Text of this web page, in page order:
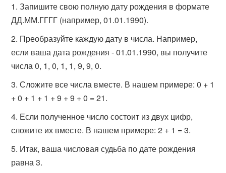
Запишите свою полную дату рождения в формате
ДД.ММ.ГГГГ (например, 01.01.1990).
Преобразуйте каждую дату в числа. Например,
если ваша дата рождения - 01.01.1990, вы получите
числа 0, 1, 0, 1, 1, 9, 9, 0.
Сложите все числа вместе. В нашем примере: 0 + 1
+ 0 + 1 + 1 + 9 + 9 + 0 = 21.
Если полученное число состоит из двух цифр,
сложите их вместе. В нашем примере: 2 + 1 = 3.
Итак, ваша числовая судьба по дате рождения
равна 3.